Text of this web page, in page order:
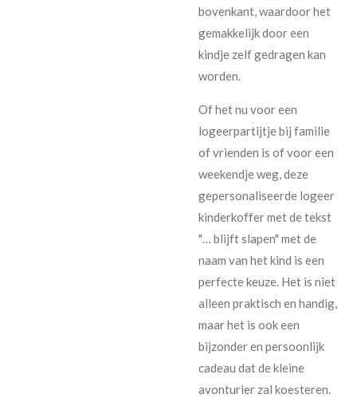
bovenkant, waardoor het
gemakkelijk door een
kindje zelf gedragen kan
worden.
Of het nu voor een
logeerpartijtje bij familie
of vrienden is of voor een
weekendje weg, deze
gepersonaliseerde logeer
kinderkoffer met de tekst
"… blijft slapen" met de
naam van het kind is een
perfecte keuze. Het is niet
alleen praktisch en handig,
maar het is ook een
bijzonder en persoonlijk
cadeau dat de kleine
avonturier zal koesteren.